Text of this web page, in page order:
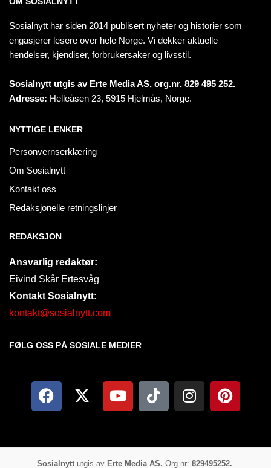
Sosialnytt har siden 2014 publisert nyheter og historier som
engasjerer lesere over hele Norge. Vi dekker aktuelle
hendelser, kjendiser, forbrukersaker og livsstil.
Sosialnytt utgis av Erte Media AS, org.nr. 829 495 252.
Adresse: Helleåsen 23, 5915 Hjelmås, Norge.
NYTTIGE LENKER
Personvernserklæring
Om Sosialnytt
Kontakt oss
Redaksjonelle retningslinjer
REDAKSJON
Ansvarlig redaktør:
Eivind Skår Ertesvåg
Kontakt Sosialnytt:
kontakt@sosialnytt.com
FØLG OSS PÅ SOSIALE MEDIER​
Sosialnyttutgis av Erte Media AS. Org.nr: 829495252.